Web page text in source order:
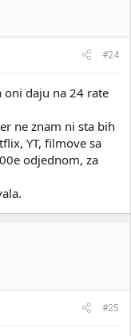
#24
oni daju na 24 rate
ne znam ni sta bih
YT, filmove sa
odjednom, za
#25